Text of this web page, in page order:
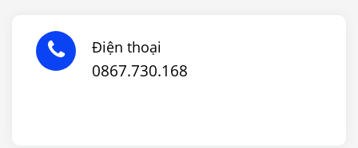
Điện thoại
0867.730.168